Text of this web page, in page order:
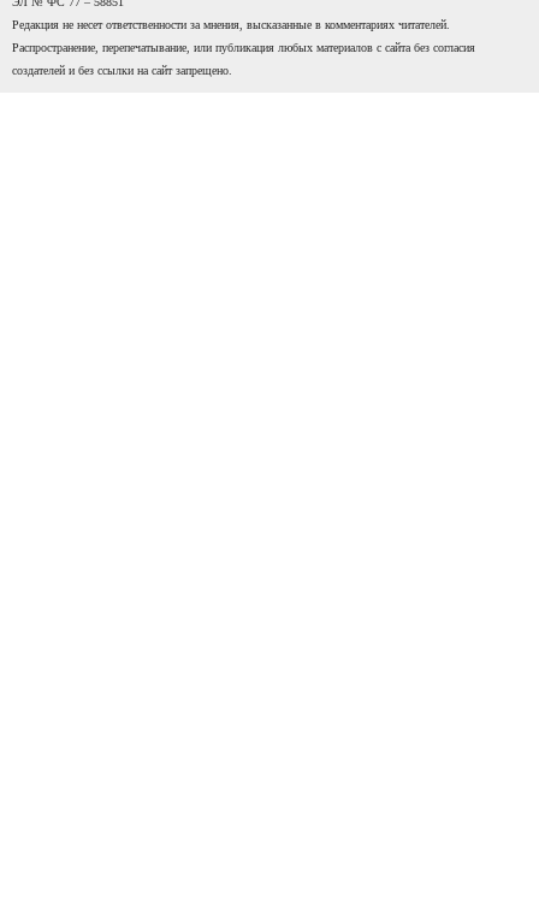
Редакция не несет ответственности за мнения, высказанные в комментариях читателей.
Распространение, перепечатывание, или публикация любых материалов с сайта без согласия
создателей и без ссылки на сайт запрещено.